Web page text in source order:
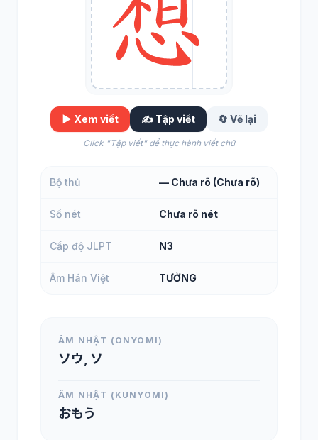
▶️ Xem viết ✍️ Tập viết 🔄 Vẽ lại
Click "Tập viết" để thực hành viết chữ
Bộ thủ — Chưa rõ (Chưa rõ)
Số nét Chưa rõ nét
Cấp độ JLPT N3
Âm Hán Việt TƯỞNG
ÂM NHẬT (ONYOMI)
ソウ, ソ
ÂM NHẬT (KUNYOMI)
おもう